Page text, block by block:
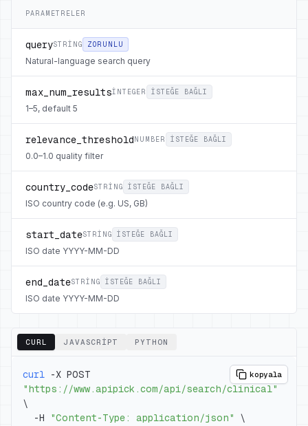
PARAMETRELER
querySTRING ZORUNLU
Natural-language search query
max_num_resultsINTEGER ISTEĞE BAĞLI
1–5, default 5
relevance_threshold NUMBER ISTEĞE BAĞLI
0.0–1.0 quality filter
country_codeSTRING ISTEĞE BAĞLI
ISO country code (e.g. US, GB)
start_dateSTRING ISTEĞE BAĞLI
ISO date YYYY-MM-DD
end_dateSTRING ISTEĞE BAĞLI
ISO date YYYY-MM-DD
CURL JAVASCRIPT PYTHON
kopyala
curl
"https://www.apipick.com/api/search/clinical"
\
  -H
"Content-Type: application/json"
\